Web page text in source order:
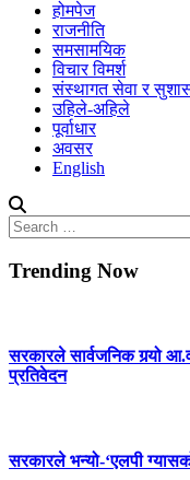
होमपेज
राजनीति
समसामयिक
विचार विमर्श
संस्थागत सेवा र
उहिले-अहिले
पूर्वाधार
अवसर
English
Search
for:
Trending Now
सरकारले सार्वजनिक गर्‍यो
प्रतिवेदन
सरकारले भन्यो-‘एलपी